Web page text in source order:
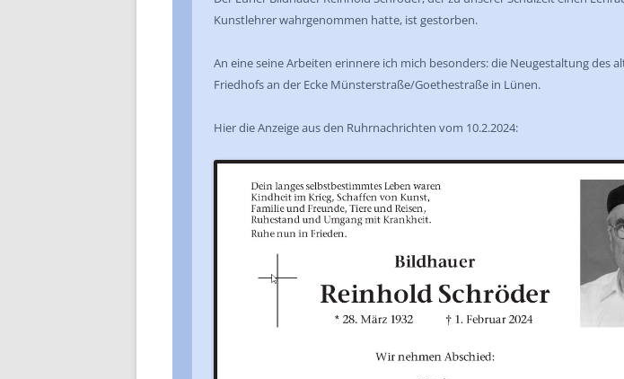
Kunstlehrer wahrgenommen hatte, ist gestorben.
An eine seine Arbeiten erinnere ich mich besonders: die Neugestaltung des
Friedhofs an der Ecke Münsterstraße/Goethestraße in Lünen.
Hier die Anzeige aus den Ruhrnachrichten vom 10.2.2024: